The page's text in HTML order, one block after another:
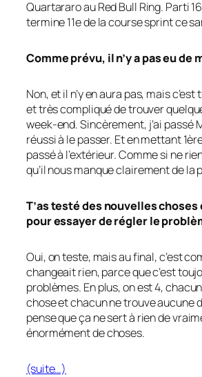
Quartararo au Red Bull Ring. Parti
termine 11e de la course sprint ce
Comme prévu, il n’y a pas eu de
Non, et il n’y en aura pas, mais
et très compliqué de trouver
week-end. Sincèrement, j’ai passé
réussi à le passer. Et en mettant
passé à l’extérieur. Comme si ne
qu’il nous manque clairement de la
T’as testé des nouvelles
pour essayer de régler le
Oui, on teste, mais au final, c’est
changeait rien, parce que c’est
problèmes. En plus, on est 4,
chose et chacun ne trouve aucune
pense que ça ne sert à rien de
énormément de choses.
(suite…)